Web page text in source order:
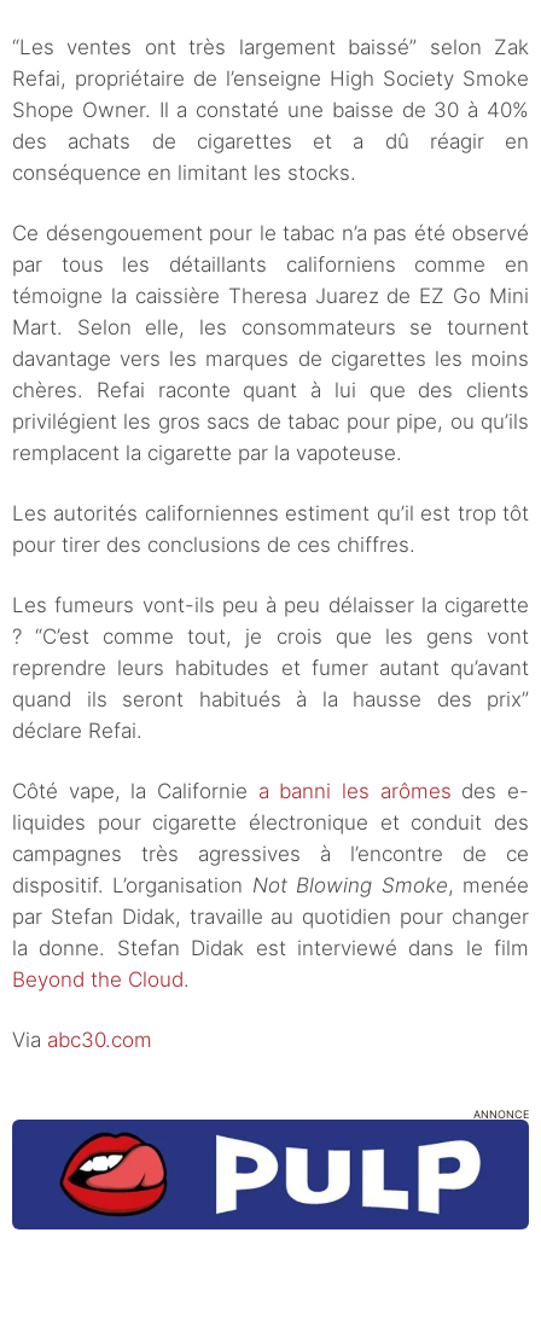
“Les ventes ont très largement baissé” selon Zak
Refai, propriétaire de l’enseigne High Society Smoke
Shope Owner. Il a constaté une baisse de 30 à 40%
des achats de cigarettes et a dû réagir en
conséquence en limitant les stocks.
Ce désengouement pour le tabac n’a pas été observé
par tous les détaillants californiens comme en
témoigne la caissière Theresa Juarez de EZ Go Mini
Mart. Selon elle, les consommateurs se tournent
davantage vers les marques de cigarettes les moins
chères. Refai raconte quant à lui que des clients
privilégient les gros sacs de tabac pour pipe, ou qu’ils
remplacent la cigarette par la vapoteuse.
Les autorités californiennes estiment qu’il est trop tôt
pour tirer des conclusions de ces chiffres.
Les fumeurs vont-ils peu à peu délaisser la cigarette
? “C’est comme tout, je crois que les gens vont
reprendre leurs habitudes et fumer autant qu’avant
quand ils seront habitués à la hausse des prix”
déclare Refai.
Côté vape, la Californie a banni les arômes des e-
liquides pour cigarette électronique et conduit des
campagnes très agressives à l’encontre de ce
dispositif. L’organisation Not Blowing Smoke, menée
par Stefan Didak, travaille au quotidien pour changer
la donne. Stefan Didak est interviewé dans le film
Beyond the Cloud.
Via abc30.com
ANNONCE